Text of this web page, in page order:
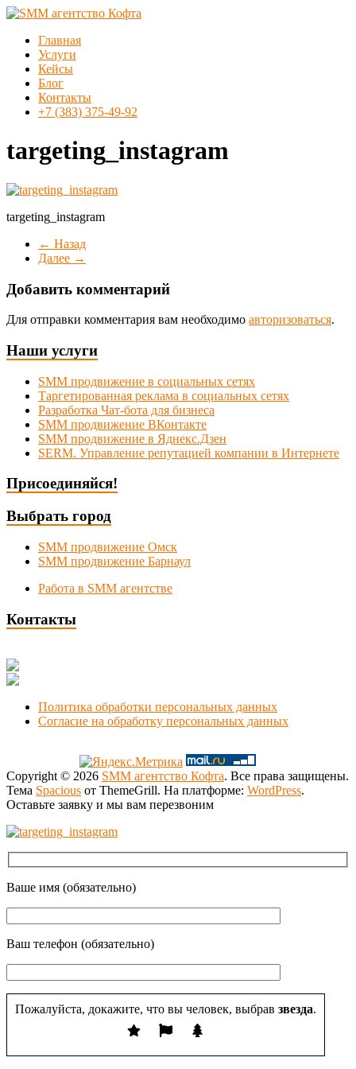
Перейти
содержимому
SMM
агентство
Кофта
SMM
продвижение
Новосибирске
МенюГлавная
Услуги
Кейсы
Блог
Контакты
+7 (383) 375-49-92
targeting_instagram
targeting_instagram
← Назад
Далее →
Добавить комментарий
Для отправки комментария вам необходимо авторизоваться.
Наши услуги
SMM продвижение в социальных сетях
Таргетированная реклама в социальных сетях
Разработка Чат-бота для бизнеса
SMM продвижение ВКонтакте
SMM продвижение в Яднекс.Дзен
SERM. Управление репутацией компании в Интернете
Присоединяйся!
Выбрать город
SMM продвижение Омск
SMM продвижение Барнаул
Работа в SMM агентстве
Контакты
Политика обработки персональных данных
Согласие на обработку персональных данных
Copyright © 2026 SMM агентство Кофта. Все права защищены.
Тема Spacious от ThemeGrill. На платформе: WordPress.
Оставьте заявку и мы вам перезвоним
Ваше имя (обязательно)
Ваш телефон (обязательно)
Пожалуйста, докажите, что вы человек, выбрав звезда.